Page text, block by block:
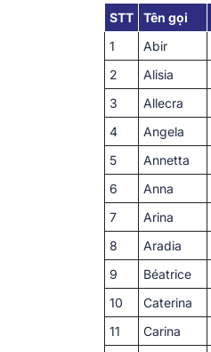
STT Tên gọi
1
Abir
2
Alisia
3
Allecra
4
Angela
5
Annetta
6
Anna
7
Arina
8
Aradia
9
Béatrice
10
Caterina
11
Carina